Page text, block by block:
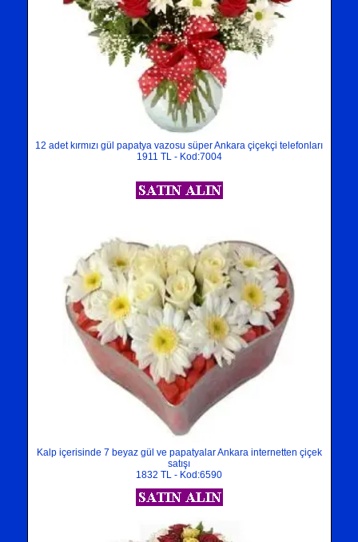
12 adet kırmızı gül papatya vazosu süper Ankara çiçekçi telefonları
1911 TL - Kod:7004
Kalp içerisinde 7 beyaz gül ve papatyalar Ankara internetten çiçek
satışı
1832 TL - Kod:6590